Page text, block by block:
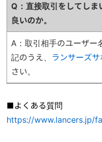
Q：直接取引をしてしま
良いのか。
A：取引相手のユーザー
記のうえ、 ランサーズ
さい。
■よくある質問
https://www.lancers.jp/